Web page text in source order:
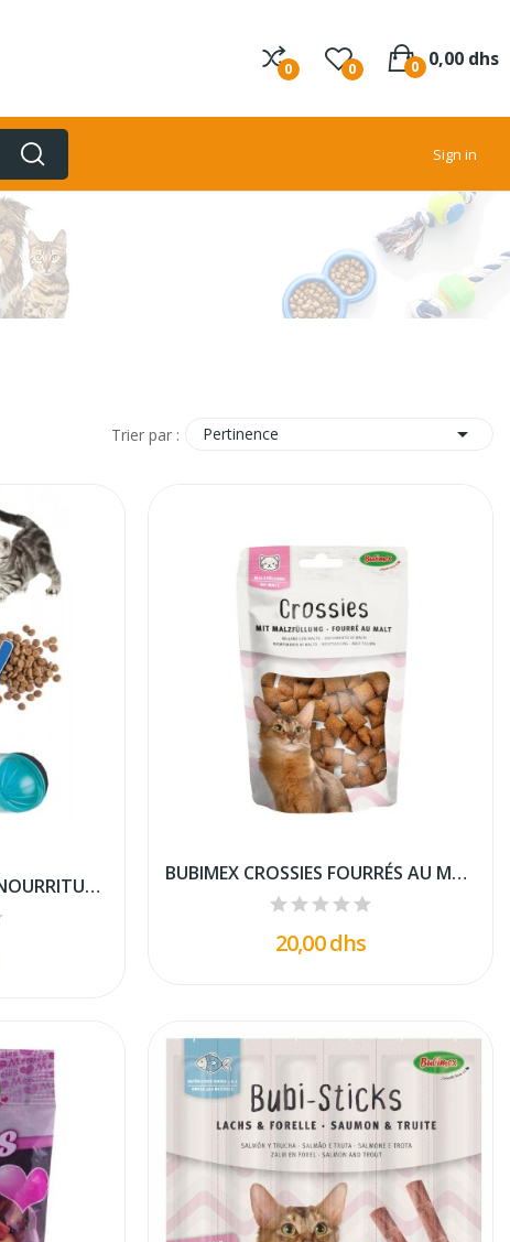
0 0 0,00 dhs
0
Sign in
Trier par : Pertinence 
GEORPLAST - BALLE DE NOURRITURE ET DE FRIANDISE 12
BUBIMEX CROSSIES FOURRÉS AU MALT 50 G
20,00 dhs